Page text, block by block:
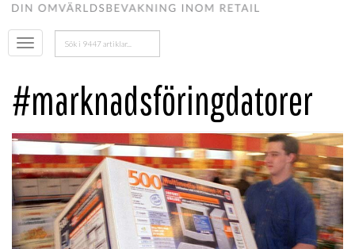
Öppna
menyn
Sök
efter:
#marknadsföringdatorer